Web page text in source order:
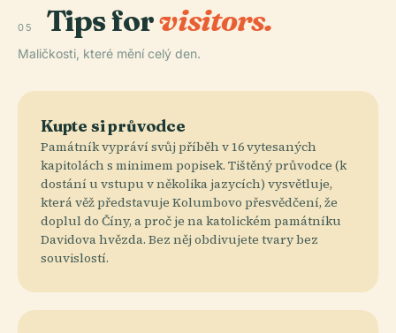
05 Tips forvisitors.
Maličkosti, které mění celý den.
Kupte si průvodce
Památník vypráví svůj příběh v 16 vytesaných
kapitolách s minimem popisek. Tištěný průvodce (k
dostání u vstupu v několika jazycích) vysvětluje,
která věž představuje Kolumbovo přesvědčení, že
doplul do Číny, a proč je na katolickém památníku
Davidova hvězda. Bez něj obdivujete tvary bez
souvislostí.